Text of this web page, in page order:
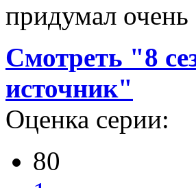
придумал
Смотреть "8
источник"
Оценка серии:
80